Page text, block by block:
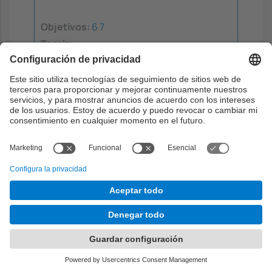
Objetivos: 6 7
Teoría
0h
Problemas
0h
Laboratorio
Aprendizaje dirigido
0h
Aprendizaje autónomo
22.5h
Estudio de riesgos y tecnologías
de privacidad para sistemas de